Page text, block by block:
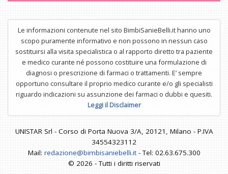
Le informazioni contenute nel sito BimbiSanieBelli.it hanno uno
scopo puramente informativo e non possono in nessun caso
sostituirsi alla visita specialistica o al rapporto diretto tra paziente
e medico curante né possono costituire una formulazione di
diagnosi o prescrizione di farmaci o trattamenti. E’ sempre
opportuno consultare il proprio medico curante e/o gli specialisti
riguardo indicazioni su assunzione dei farmaci o dubbi e quesiti.
Leggi il Disclaimer
UNISTAR Srl - Corso di Porta Nuova 3/A, 20121, Milano - P.IVA
34554323112
Mail: redazione@bimbisaniebelli.it- Tel: 02.63.675.300
© 2026 - Tutti i diritti riservati